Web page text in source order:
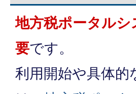
地方税ポータル
要です。
利用開始や具体的